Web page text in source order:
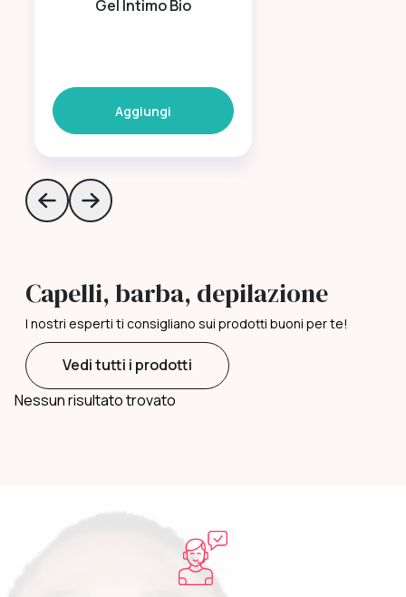
Gel Intimo Bio
Aggiungi
Skip to previous slide page
Skip to next slide page
Capelli, barba, depilazione
I nostri esperti ti consigliano sui prodotti buoni per te!
Vedi tutti i prodotti
Nessun risultato trovato